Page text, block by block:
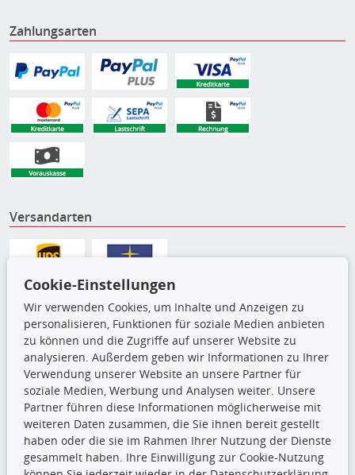
Zahlungsarten
Versandarten
Die hier angezeigten Daten,
insbesondere die gesamte Datenbank,
dürfen nicht kopiert werden. Es ist zu
unterlassen, die Daten oder die gesamte Datenbank ohne
Cookie-Einstellungen
Wir verwenden Cookies, um Inhalte und Anzeigen zu
personalisieren, Funktionen für soziale Medien anbieten
zu können und die Zugriffe auf unserer Website zu
analysieren. Außerdem geben wir Informationen zu Ihrer
Verwendung unserer Website an unsere Partner für
soziale Medien, Werbung und Analysen weiter. Unsere
Partner führen diese Informationen möglicherweise mit
weiteren Daten zusammen, die Sie ihnen bereit gestellt
haben oder die sie im Rahmen Ihrer Nutzung der Dienste
gesammelt haben. Ihre Einwilligung zur Cookie-Nutzung